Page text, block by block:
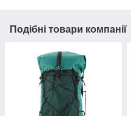
Подібні товари компанії